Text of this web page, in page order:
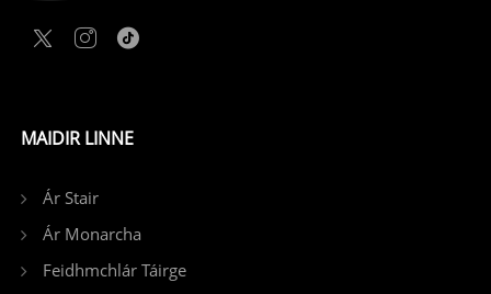
MAIDIR LINNE
Ár Stair
Ár Monarcha
Feidhmchlár Táirge